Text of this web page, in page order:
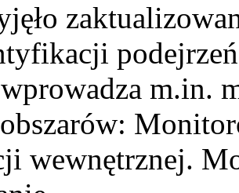
m.in.
wewnętrznej.